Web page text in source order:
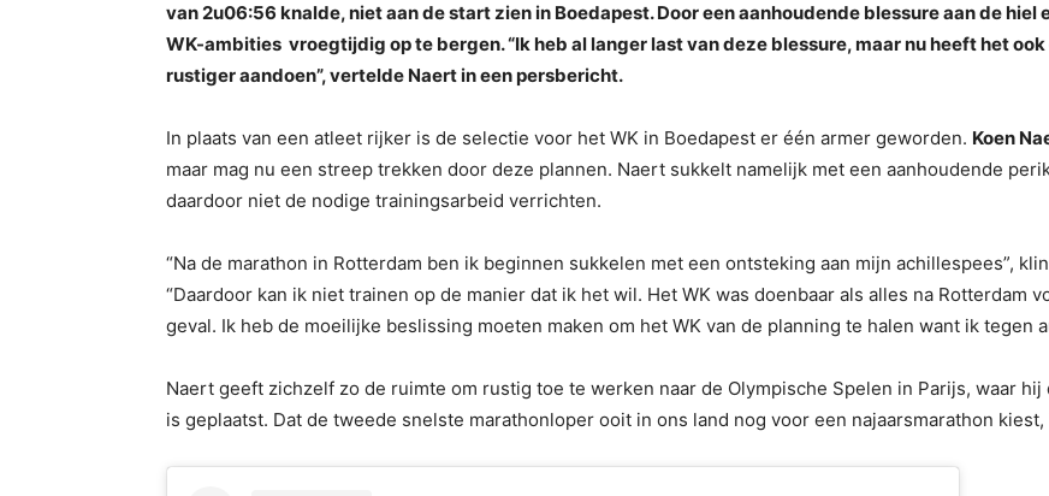
van 2u06:56 knalde, niet aan de start zien in Boedapest.Door een aanhoudende blessure aan de
WK-ambities vroegtijdig op te bergen. “Ik heb al langer last van deze blessure, maar nu heeft het
rustiger aandoen”, vertelde Naert in een persbericht.
In plaats van een atleet rijker is de selectie voor het WK in Boedapest er één armer geworden. Koen
maar mag nu een streep trekken door deze plannen. Naert sukkelt namelijk met een aanhoudende
daardoor niet de nodige trainingsarbeid verrichten.
“Na de marathon in Rotterdam ben ik beginnen sukkelen met een ontsteking aan mijn achillespees”,
“Daardoor kan ik niet trainen op de manier dat ik het wil. Het WK was doenbaar als alles na Rotterdam
geval. Ik heb de moeilijke beslissing moeten maken om het WK van de planning te halen want ik tegen
Naert geeft zichzelf zo de ruimte om rustig toe te werken naar de Olympische Spelen in Parijs, waar
is geplaatst. Dat de tweede snelste marathonloper ooit in ons land nog voor een najaarsmarathon